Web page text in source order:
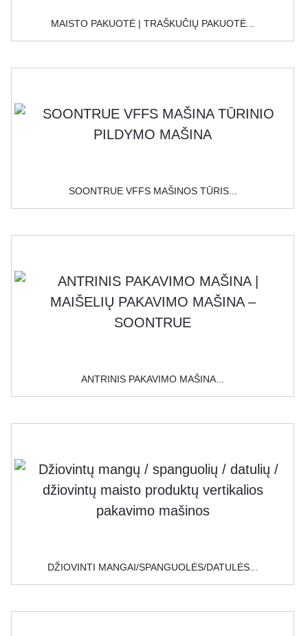
MAISTO PAKUOTĖ | TRAŠKUČIŲ PAKUOTĖ...
SOONTRUE VFFS MAŠINOS TŪRIS...
ANTRINIS PAKAVIMO MAŠINA...
DŽIOVINTI MANGAI/SPANGUOLĖS/DATULĖS...